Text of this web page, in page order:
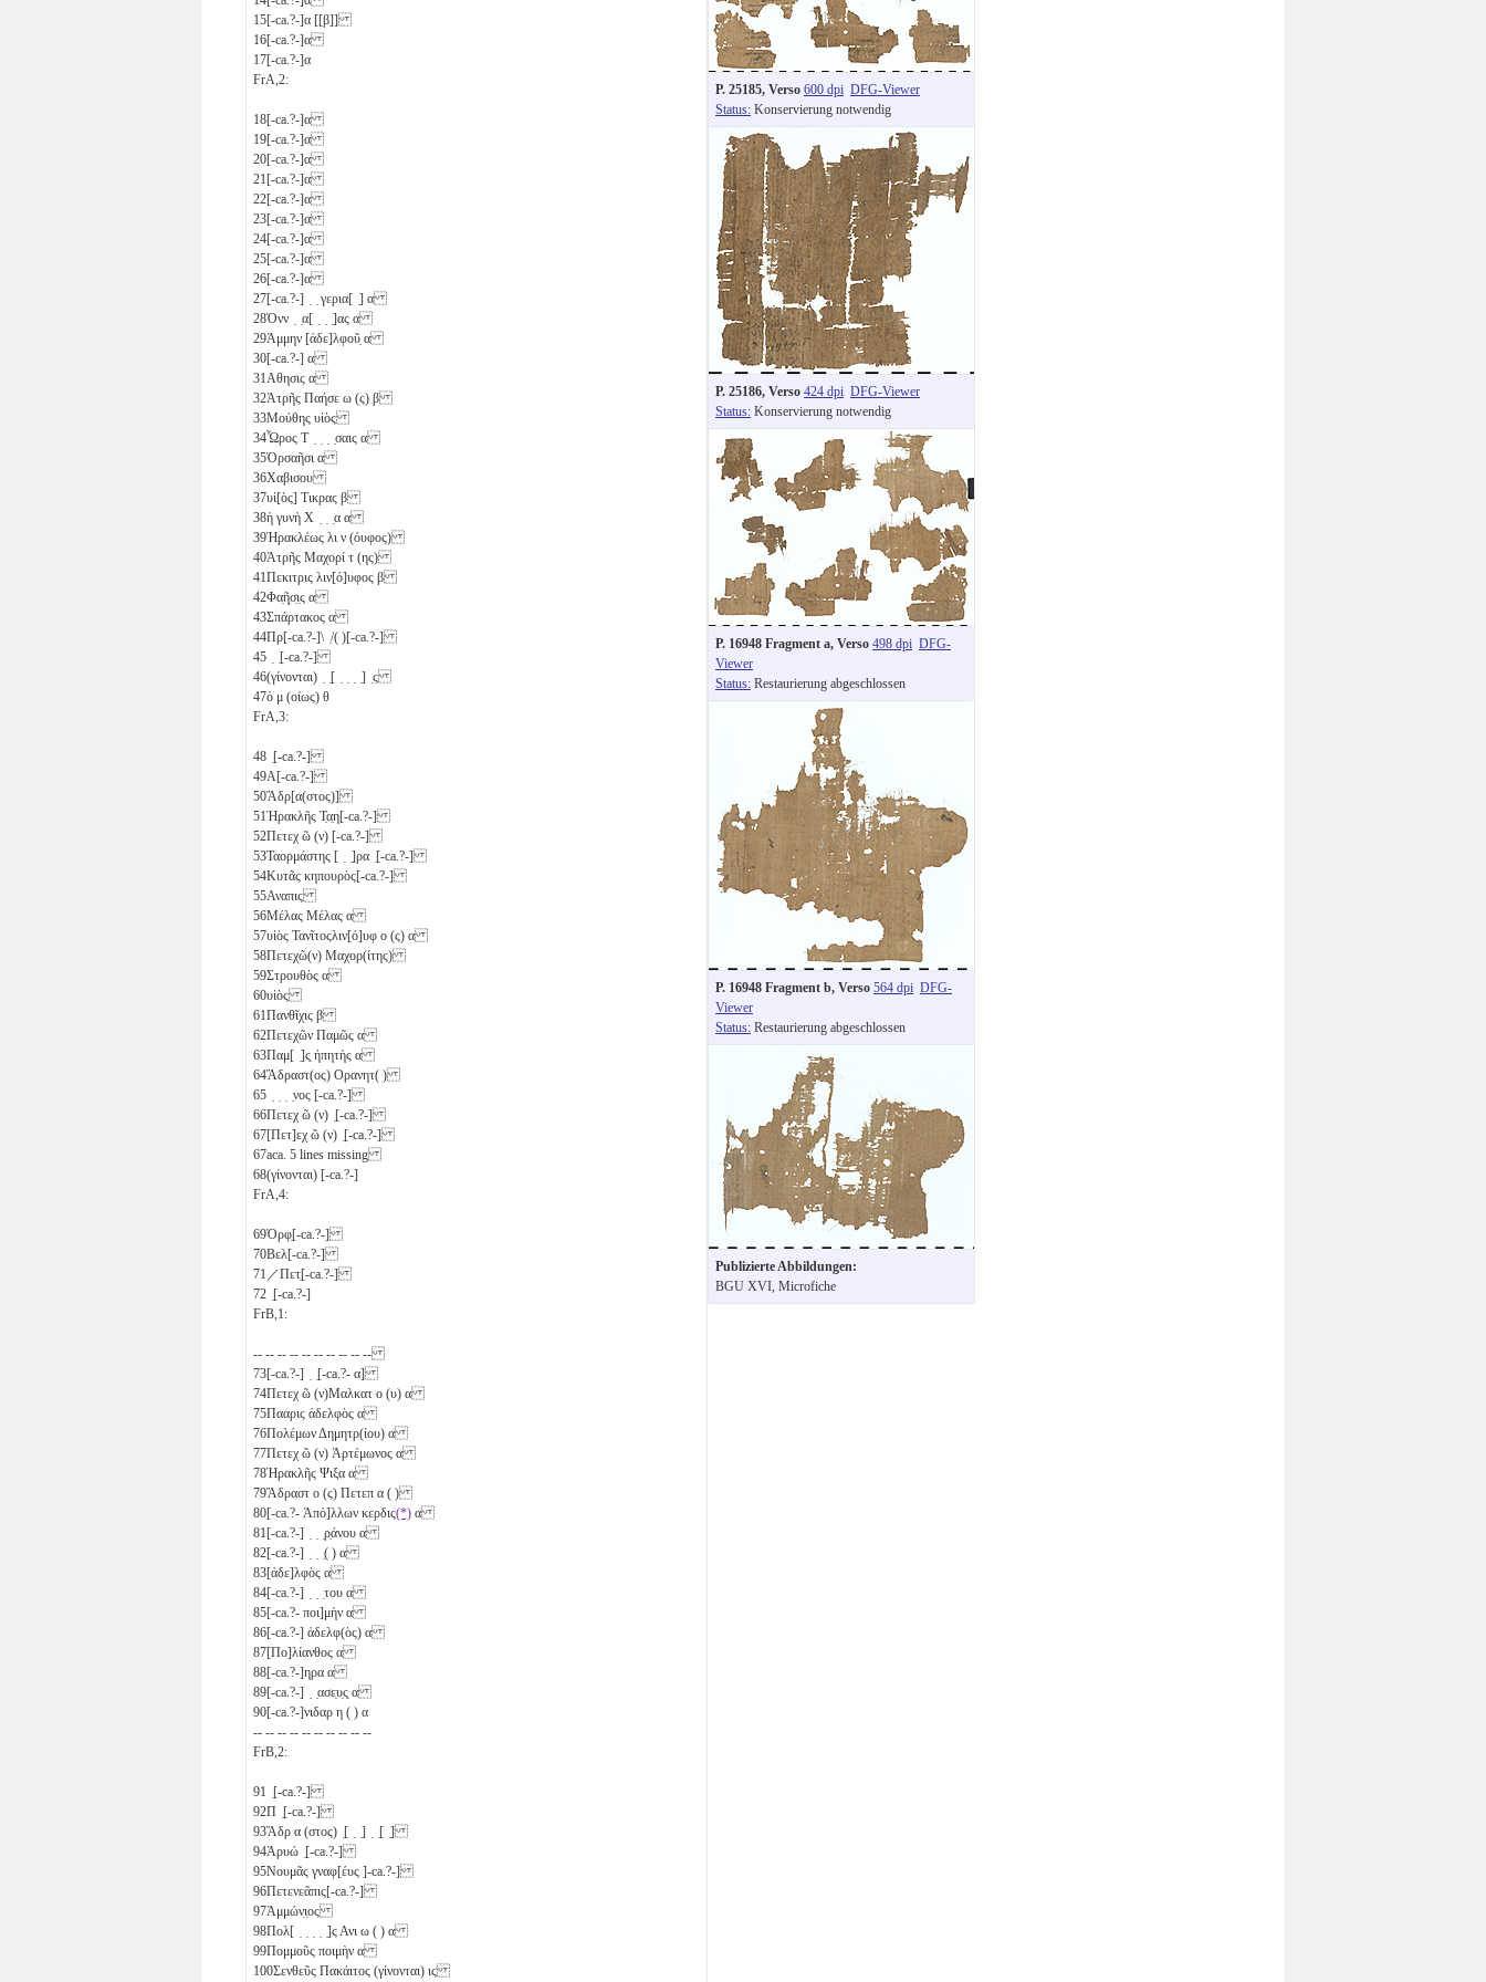
15[-ca.?-]α [[β]]
16[-ca.?-]α
17[-ca.?-]α
FrA,2:
18[-ca.?-]α
19[-ca.?-]α
20[-ca.?-]α
21 [-ca.?-]α
22[-ca.?-]α
23[-ca.?-]α
24[-ca.?-]α
25[-ca.?-]α
26[-ca.?-]α
27[-ca.?-] ̣ ̣ γερια[ ̣] α
28Ὀνν ̣ ̣α[ ̣ ̣ ̣]ας α
29Ἀμμην [ἀδε]λφοῦ̣ α
30[-ca.?-] α
31 Αθησις α
32Ἁτρῆς Παήσε ω (ς) β
33Μούθης υἱὸς
34Ὧρος Τ ̣ ̣ ̣ ̣σαις α
35Ὁρσαῆσι α
36Χαβισου
37υἱ[ὸς] Τικρας β
38ἡ γυνὴ Χ ̣ ̣ ̣α α
39Ἡρακλέως λι ν (όυφος)
40Ἁτρῆς Μαχορί τ (ης)
41Πεκιτρις λιν[ό]υφος β
42Φα̣ῆ̣σ̣ι̣ς α
43Σπάρτακος α
44Πρ[-ca.?-]\ ̣/( )[-ca.?-]
45 ̣ ̣[-ca.?-]
46(γίνονται) ̣ ̣[ ̣ ̣ ̣ ̣] ̣ς
47ὁ μ (οίως) θ
FrA,3:
48 ̣[-ca.?-]
49Α[-ca.?-]
50Ἄδρ[α(στος)]
51Ἡρακλῆς Τ̣α̣η[-ca.?-]
52Πετεχ ῶ (ν) [-ca.?-]
53Ταορμάστης [ ̣ ̣]ρα ̣[-ca.?-]
54Κυτᾶς κηπουρὸς[-ca.?-]
55Αναπις
56Μέλας Μέλας α
57υἱὸς Τανῖτοςλιν[ό]υφ ο (ς) α
58Πετεχῶ(ν) Μαχορ(ίτης)
59Στρουθὸς α
60υἱὸς
61Πανθῖχις β
62Πετεχῶν Παμῶς α
63Παμ[ ̣]ς̣ ἠπητὴς α
64Ἄδραστ(ος) Ορανητ( )
65 ̣ ̣ ̣ ̣νος [-ca.?-]
66Πετεχ ῶ (ν) ̣[-ca.?-]
67[Πετ]εχ ῶ (ν) ̣[-ca.?-]
67aca. 5 lines missing
68(γίνονται) [-ca.?-]
FrA,4:
69Ὀρφ̣[-ca.?-]
70Βελ[-ca.?-]
71 ／Πετ̣[-ca.?-]
72 ̣[-ca.?-]
FrB,1:
-- -- -- -- -- -- -- -- -- --
73[-ca.?-] ̣ ̣[-ca.?- α]
74Πετεχ ῶ (ν)Μαλκατ ο (υ) α
75Πααρις ἀδελφὸς α
76Πολέμων Δημητρ(ίου) α
77Πετεχ ῶ (ν) Ἀρτέμωνος α
78Ἡρακλῆς Ψιξα α
79Ἄδραστ ο (ς) Πετεπ α ( )
80[-ca.?- Ἀπό]λλων κερδις(*) α
81 [-ca.?-] ̣ ̣ ̣ρ̣άνου α
82[-ca.?-] ̣ ̣ ̣( ) α
83[ἀδε]λφὸς α
84[-ca.?-] ̣ ̣ ̣του α
85[-ca.?- ποι]μὴν α
86[-ca.?-] ἀδελφ(ὸς) α
87[Πο]λίανθος α
88[-ca.?-]ηρα α
89[-ca.?-] ̣ ̣ασε̣υ̣ς̣ α
90[-ca.?-]νιδαρ η ( ) α
-- -- -- -- -- -- -- -- -- --
FrB,2:
91
̣[-ca.?-]
92Π ̣[-ca.?-]
93Ἄδρ α (στος) ̣[ ̣ ̣] ̣ ̣[ ̣]
94Ἁρυώ ̣[-ca.?-]
95Νουμᾶς γναφ[έυς ]-ca.?-]
96Πετενεᾶπις[-ca.?-]
97Ἀμμών̣ι̣ος
98Πολ[ ̣ ̣ ̣ ̣ ̣]ς Ανι ω ( ) α
99Πομμοῦς ποιμὴν α
100Σενθεῦς Πακάιτος (γίνονται) ιϛ
P. 25185, Verso 600 dpi DFG-Viewer
Status: Konservierung notwendig
P. 25186, Verso 424 dpi DFG-Viewer
Status: Konservierung notwendig
P. 16948 Fragment a, Verso 498 dpi DFG-
Viewer
Status: Restaurierung abgeschlossen
P. 16948 Fragment b, Verso 564 dpi DFG-
Viewer
Status: Restaurierung abgeschlossen
Publizierte Abbildungen:
BGU XVI, Microfiche